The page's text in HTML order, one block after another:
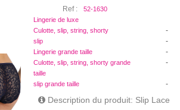
Ref :
52-1630
Lingerie de luxe
-
Culotte, slip, string, shorty
-
slip
-
Lingerie grande taille
-
Culotte, slip, string, shorty grande
taille
-
slip grande taille
Description du produit: Slip Lace